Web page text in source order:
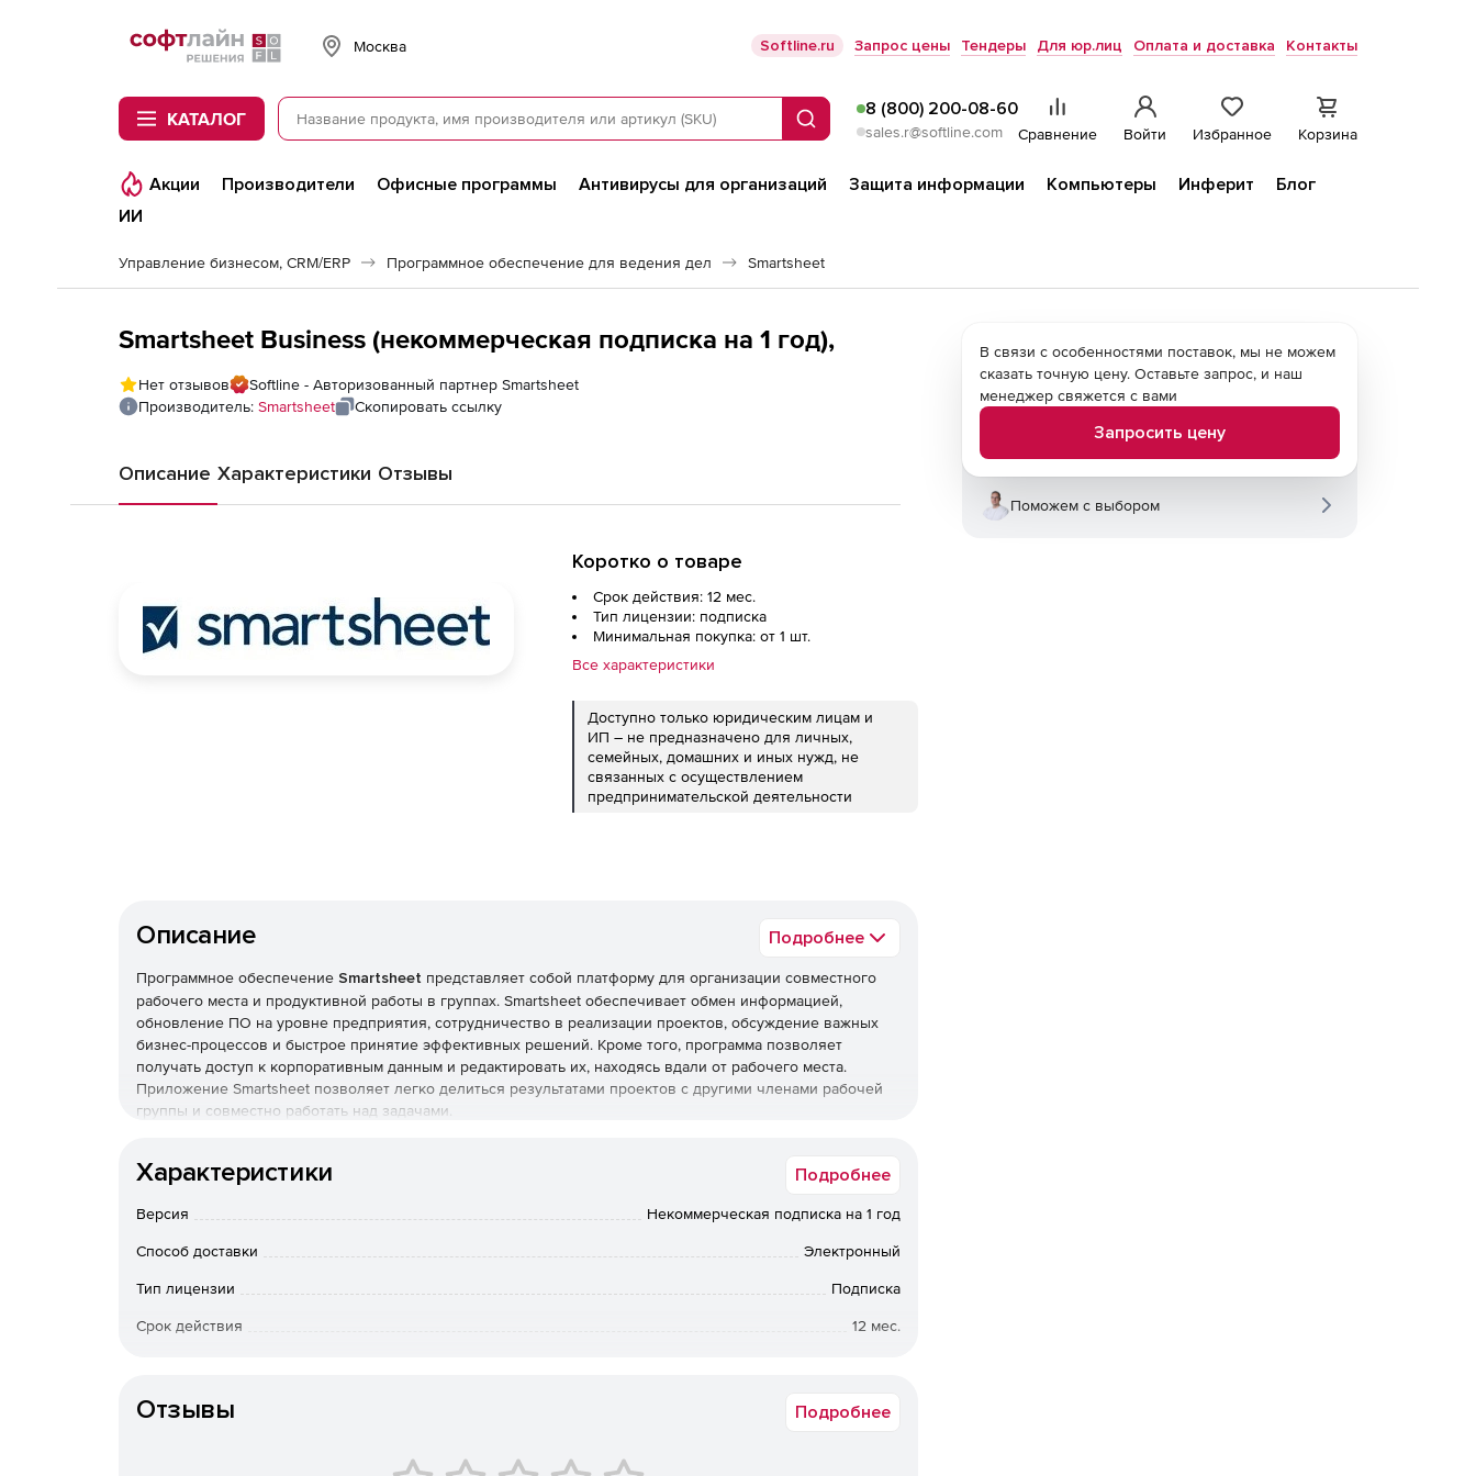
Softline
Москва Softline.ru Запрос цены Тендеры Для юр.лиц Оплата и доставка Контакты
КАТАЛОГ Поиск
8 (800) 200-08-60
sales.r@softline.com Сравнение Войти Избранное Корзина
Акции Производители Офисные программы Антивирусы для организаций Защита информации Компьютеры Инферит
Блог
ИИ
Управление бизнесом, CRM/ERP Программное обеспечение для ведения дел Smartsheet
Smartsheet Business (некоммерческая подписка на 1 год),
Нет отзывов
Softline - Авторизованный партнер Smartsheet
Производитель: Smartsheet Скопировать ссылку
Описание Характеристики Отзывы
Коротко о товаре
Срок действия: 12 мес.
Тип лицензии: подписка
Минимальная покупка: от 1 шт.
Все характеристики
Доступно только юридическим лицам и
ИП – не предназначено для личных,
семейных, домашних и иных нужд, не
связанных с осуществлением
предпринимательской деятельности
Описание Подробнее
Программное обеспечение Smartsheet представляет собой платформу для организации совместного
рабочего места и продуктивной работы в группах. Smartsheet обеспечивает обмен информацией,
обновление ПО на уровне предприятия, сотрудничество в реализации проектов, обсуждение важных
бизнес-процессов и быстрое принятие эффективных решений. Кроме того, программа позволяет
получать доступ к корпоративным данным и редактировать их, находясь вдали от рабочего места.
Приложение Smartsheet позволяет легко делиться результатами проектов с другими членами рабочей
группы и совместно работать над задачами.
При предоставлении доступа к таблице администратор может назначить соавтору права наблюдателя,
редактора или администратора проекта.
Владелец рабочего пространства и соавторы, имеющие к нему доступ с правами администратора, могут
соавторов на домашней вкладке. Редакторы также могут выполнять эти действия, если у них есть
просмотреть другую информацию, имеющуюся на другой домашней вкладке.
имеющимся в рабочем пространстве. Они будут иметь одинаковые разрешения совместного доступа ко
Характеристики Подробнее
Версия Некоммерческая подписка на 1 год
Способ доставки Электронный
Тип лицензии Подписка
Срок действия 12 мес.
Отзывы Подробнее
В связи с особенностями поставок, мы не можем
сказать точную цену. Оставьте запрос, и наш
менеджер свяжется с вами
Запросить цену
Поможем с выбором